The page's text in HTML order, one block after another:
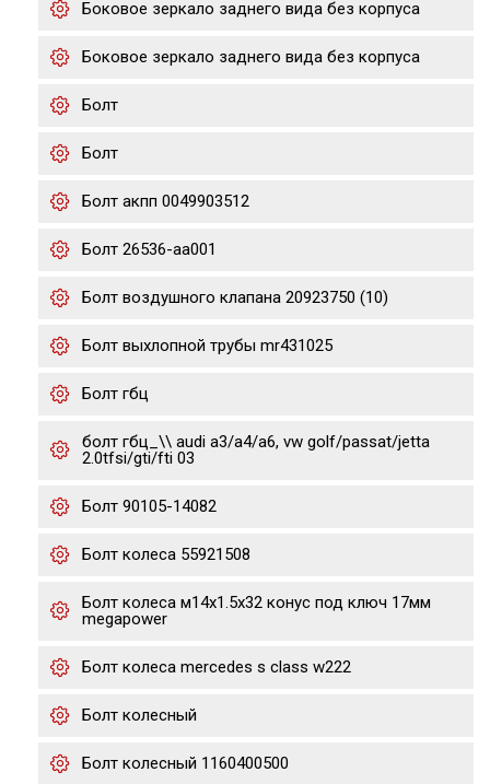
Боковое зеркало заднего вида без корпуса
Боковое зеркало заднего вида без корпуса
Болт
Болт
Болт акпп 0049903512
Болт 26536-aa001
Болт воздушного клапана 20923750 (10)
Болт выхлопной трубы mr431025
Болт гбц
болт гбц_\\ audi a3/a4/a6, vw golf/passat/jetta
2.0tfsi/gti/fti 03
Болт 90105-14082
Болт колеса 55921508
Болт колеса м14х1.5х32 конус под ключ 17мм
megapower
Болт колеса mercedes s class w222
Болт колесный
Болт колесный 1160400500